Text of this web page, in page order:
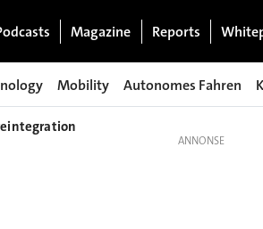
Magazine Reports
Mobility Autonomes Fahren